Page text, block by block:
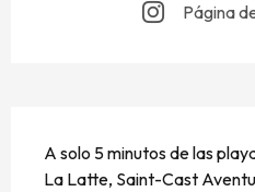
Página
A solo 5 minutos de las
La Latte, Saint-Cast